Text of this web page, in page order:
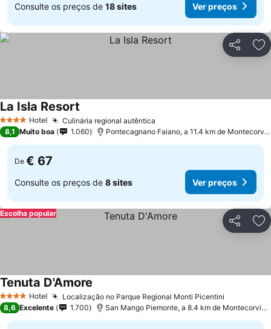
Consulte os preços de 18 sites Ver preços
Partilhar
4 EstrelasHotel Culinária regional autêntica
La Isla Resort
8,1 Muito boa 1.060 Pontecagnano Faiano, a 11.4 km de
De € 67
Consulte os preços de 8 sites Ver preços
Partilhar
Escolha popular
4 EstrelasHotel Localização no Parque Regional Monti Picentini
Tenuta D'Amore
8,6 Excelente 1.700 San Mango Piemonte, a 8.4 km de